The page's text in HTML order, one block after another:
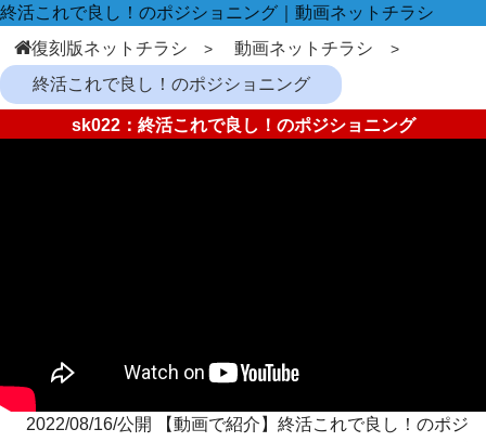
終活これで良し！のポジショニング｜動画ネットチラシ
復刻版ネットチラシ
動画ネットチラシ
終活これで良し！のポジショニング
sk022：終活これで良し！のポジショニング
2022/08/16/公開 【動画で紹介】終活これで良し！のポジ